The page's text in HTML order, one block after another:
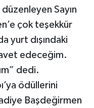
Sayın
çok teşekkür
yurt dışındaki
edeceğim.
dedi.
ödüllerini
Başdeğirmen